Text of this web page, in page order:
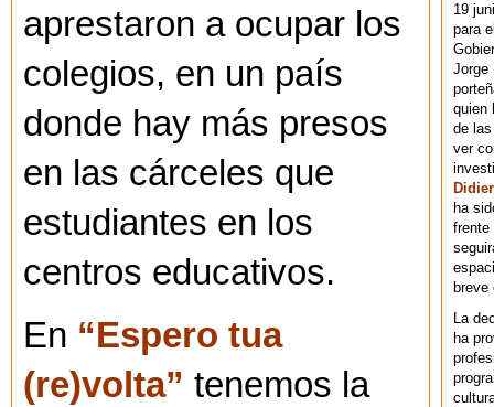
aprestaron a ocupar los
colegios, en un país
donde hay más presos
en las cárceles que
estudiantes en los
centros educativos.
En “Espero tua
(re)volta” tenemos la
19
para
Jorge
quien
de
ver
Didier
ha
frente
breve
La
ha